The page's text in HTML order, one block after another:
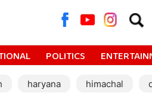
for:
POLITICS
haryana himachal